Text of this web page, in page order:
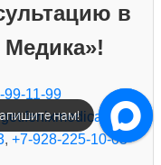
в
99-11-99
, +7-928-225-10-03
нам!